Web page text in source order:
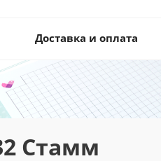
Доставка и оплата
Стамм